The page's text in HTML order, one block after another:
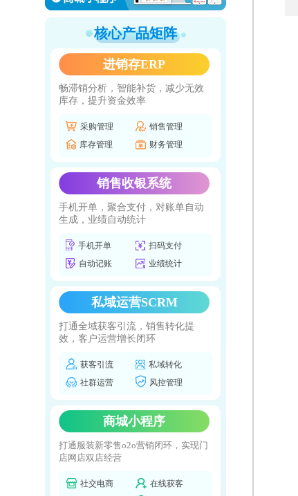
核心产品矩阵
进销存ERP
畅滞销分析，智能补货，减少无效
库存，提升资金效率
采购管理
销售管理
库存管理
财务管理
销售收银系统
手机开单，聚合支付，对账单自动
生成，业绩自动统计
手机开单
扫码支付
自动记账
业绩统计
私域运营SCRM
打通全域获客引流，销售转化提
效，客户运营增长闭环
获客引流
私域转化
社群运营
风控管理
商城小程序
打通服装新零售o2o营销闭环，实现门
店网店双店经营
社交电商
在线获客